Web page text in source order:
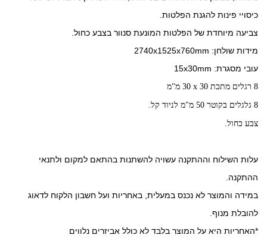
כיסויי פינות להגנת הפלטות.
צביעה מיוחדת של הפלטות המונעת סנוור בצבע כחול.
מידות שולחן: 2740x1525x760mm
עובי מסגרת: 15x30mm
8 רגלים מתכת 30 x 30 מ"מ
8 גלגלים בקוטר 50 מ"מ לניוד קל.
צבע כחול.
עלות השילוח וההתקנה עשויה להשתנות בהתאם למקום ולתנאי
ההתקנה.
במידה והמוצר לא נכנס במעלית, באחריות ועל חשבון הלקוח לדאוג
להובלת מנוף.
*האחריות היא על המוצר בלבד לא כולל אביזרים נלווים